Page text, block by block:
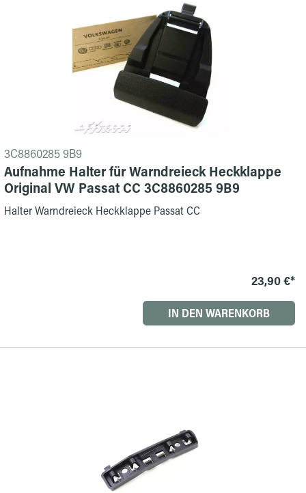
3C8860285 9B9
Aufnahme Halter für Warndreieck Heckklappe
Original VW Passat CC 3C8860285 9B9
Halter Warndreieck Heckklappe Passat CC
23,90 €*
IN DEN WARENKORB